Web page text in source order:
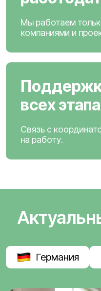
Мы работаем
компаниями и
всех
Связь с
на работу.
Германия